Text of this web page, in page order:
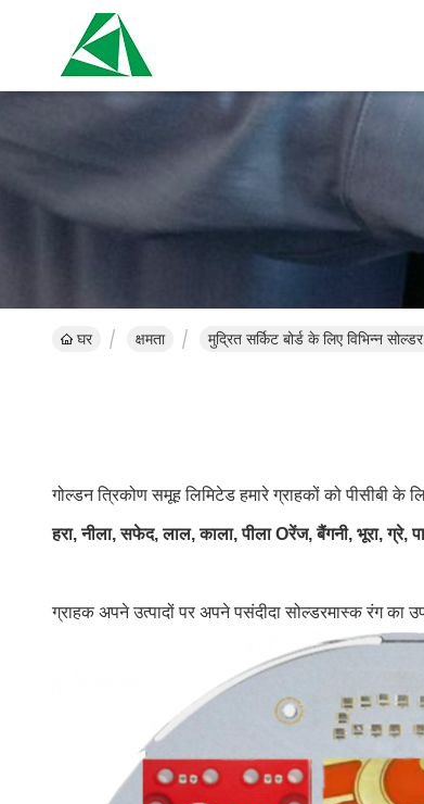
घर क्षमता मुद्रित सर्किट बोर्ड के लिए विभिन्न
गोल्डन त्रिकोण समूह लिमिटेड हमारे ग्राहकों को पीसीबी के
हरा, नीला, सफेद, लाल, काला, पीला Oरेंज, बैंगनी, भूरा, ग्रे,
ग्राहक अपने उत्पादों पर अपने पसंदीदा सोल्डरमास्क रंग का